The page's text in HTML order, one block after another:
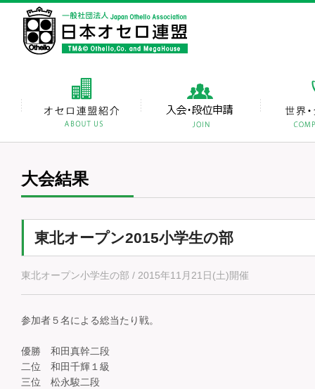
大会結果
東北オープン2015小学生の部
東北オープン小学生の部 / 2015年11月21日(土)開催
参加者５名による総当たり戦。
優勝 和田真幹二段
二位 和田千輝１級
三位 松永駿二段